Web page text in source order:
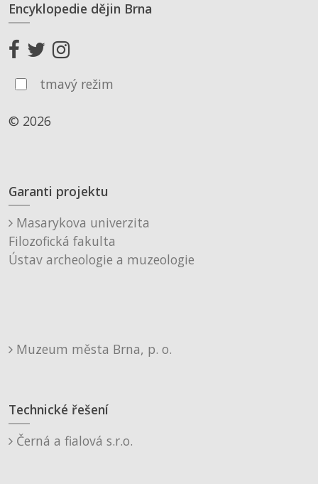
Encyklopedie dějin Brna
tmavý režim
© 2026
Garanti projektu
Masarykova univerzita
Filozofická fakulta
Ústav archeologie a muzeologie
Muzeum města Brna, p. o.
Technické řešení
Černá a fialová s.r.o.